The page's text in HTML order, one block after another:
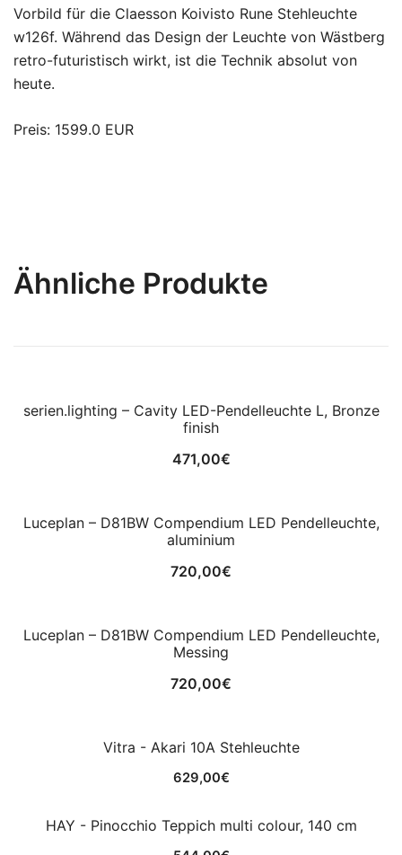
Vorbild für die Claesson Koivisto Rune Stehleuchte
w126f. Während das Design der Leuchte von Wästberg
retro-futuristisch wirkt, ist die Technik absolut von
heute.
Preis: 1599.0 EUR
Ähnliche Produkte
serien.lighting – Cavity LED-Pendelleuchte L, Bronze
finish
471,00€
Luceplan – D81BW Compendium LED Pendelleuchte,
aluminium
720,00€
Luceplan – D81BW Compendium LED Pendelleuchte,
Messing
720,00€
Vitra - Akari 10A Stehleuchte
629,00€
HAY - Pinocchio Teppich multi colour, 140 cm